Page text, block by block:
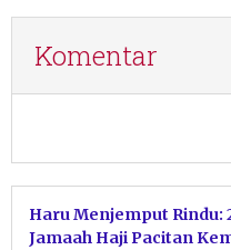
Komentar
Haru Menjemput Rindu:
Jamaah Haji Pacitan